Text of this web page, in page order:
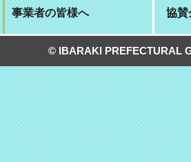
事業者の皆様へ 協賛
© IBARAKI PREFECTURAL